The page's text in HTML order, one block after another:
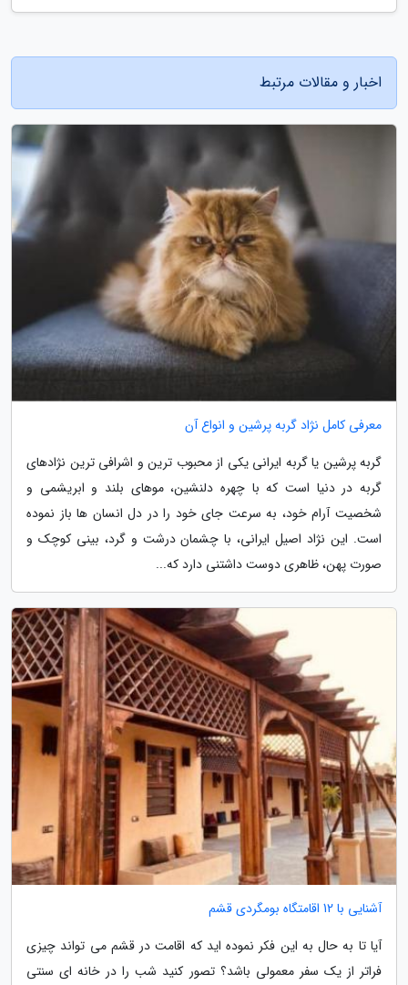
اخبار و مقالات مرتبط
معرفی کامل نژاد گربه پرشین و انواع آن
گربه پرشین یا گربه ایرانی یکی از محبوب ترین و اشرافی ترین نژادهای
گربه در دنیا است که با چهره دلنشین، موهای بلند و ابریشمی و
شخصیت آرام خود، به سرعت جای خود را در دل انسان ها باز نموده
است. این نژاد اصیل ایرانی، با چشمان درشت و گرد، بینی کوچک و
صورت پهن، ظاهری دوست داشتنی دارد که...
آشنایی با 12 اقامتگاه بومگردی قشم
آیا تا به حال به این فکر نموده اید که اقامت در قشم می تواند چیزی
فراتر از یک سفر معمولی باشد؟ تصور کنید شب را در خانه ای سنتی